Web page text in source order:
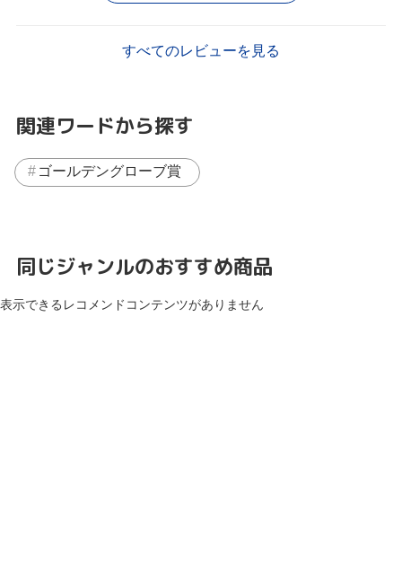
すべてのレビューを見る
関連ワードから探す
ゴールデングローブ賞
同じジャンルのおすすめ商品
表示できるレコメンドコンテンツがありません